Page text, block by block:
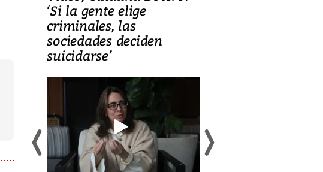
‘Si la gente elige
criminales, las
sociedades deciden
suicidarse’